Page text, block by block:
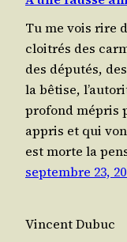
Tu me vois rire
cloi­trés des
des dépu­tés,
la bêtise,
pro­fond mépris
appris et qui
est morte la
septembre 23,
Vincent Dubuc